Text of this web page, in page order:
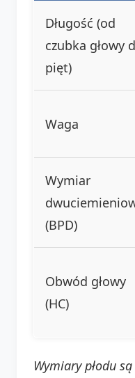
Długość (od
czubka głowy
pięt)
Waga
Wymiar
(BPD)
Obwód głowy
(HC)
Wymiary płodu